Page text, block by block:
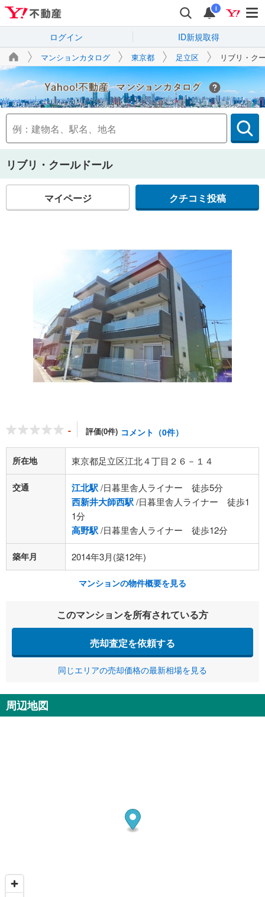
i
ログイン ID新規取得
マンションカタログ 東京都 足立区 リブリ・ク
Yahoo!不動産
リブリ・クールドール
マイページ クチコミ投稿
- 評価(0件) コメント（0件）
所在地 東京都足立区江北４丁目２６－１４
交通 江北駅/日暮里舎人ライナー 徒歩5分
西新井大師西駅/日暮里舎人ライナー 徒歩1
1分
高野駅/日暮里舎人ライナー 徒歩12分
築年月 2014年3月(築12年)
マンションの物件概要を見る
このマンションを所有されている方
売却査定を依頼する
同じエリアの売却価格の最新相場を見る
周辺地図